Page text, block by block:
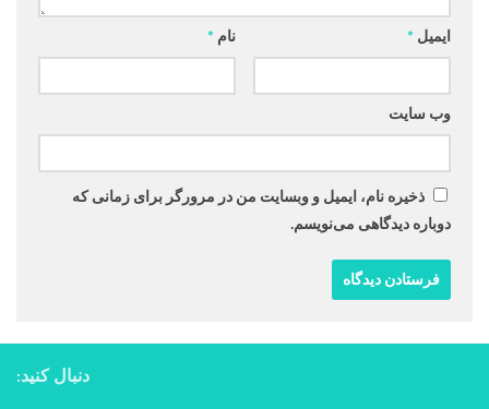
نام * ایمیل *
وب‌ سایت
ذخیره نام، ایمیل و وبسایت من در مرورگر برای زمانی که
دوباره دیدگاهی می‌نویسم.
دنبال کنید: